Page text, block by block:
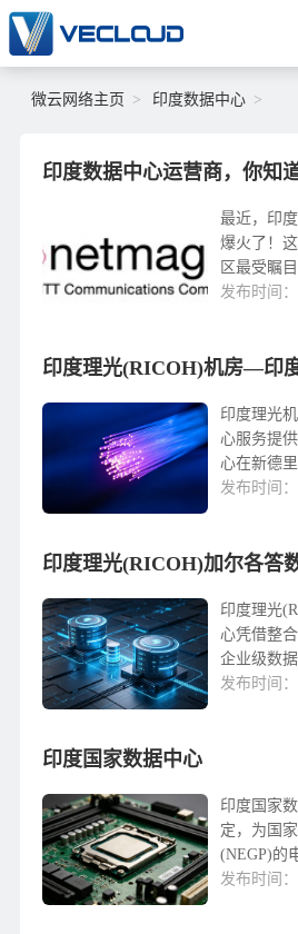
微云网络主页 印度数据中心
印度数据中心运营商，你知
最近，印
爆火了！
区最受瞩
今天就为
个新名字
巨头NTT
发布时间
印度理光
心服务提
心在新德
一。该数
行时间我
发布时间
印度理光(RICOH)加尔各答
印度理光
心凭借整
企业级数
络和物理
发布时间
印度国家数据中心
印度国家
定，为国
(NEGP)的
础设施的
发布时间